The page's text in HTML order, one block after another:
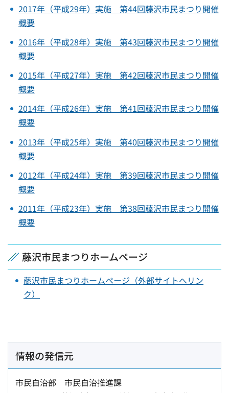
2017年（平成29年）実施 第44回藤沢市民まつり開催
概要
2016年（平成28年）実施 第43回藤沢市民まつり開催
概要
2015年（平成27年）実施 第42回藤沢市民まつり開催
概要
2014年（平成26年）実施 第41回藤沢市民まつり開催
概要
2013年（平成25年）実施 第40回藤沢市民まつり開催
概要
2012年（平成24年）実施 第39回藤沢市民まつり開催
概要
2011年（平成23年）実施 第38回藤沢市民まつり開催
概要
藤沢市民まつりホームページ
藤沢市民まつりホームページ（外部サイトへリン
ク）
情報の発信元
市民自治部 市民自治推進課